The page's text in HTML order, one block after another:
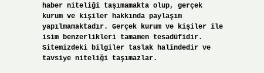
haber niteliği taşımamakta olup, gerçek
kurum ve kişiler hakkında paylaşım
yapılmamaktadır. Gerçek kurum ve kişiler ile
isim benzerlikleri tamamen tesadüfidir.
Sitemizdeki bilgiler taslak halindedir ve
tavsiye niteliği taşımazlar.